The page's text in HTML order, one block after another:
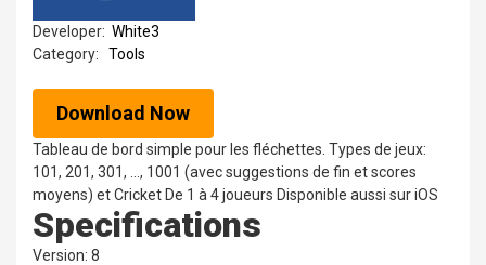
Developer: White3
Category:
Tools
Download Now
Tableau de bord simple pour les fléchettes. Types de jeux:
101, 201, 301, ..., 1001 (avec suggestions de fin et scores
moyens) et Cricket De 1 à 4 joueurs Disponible aussi sur iOS
Specifications
Version: 8